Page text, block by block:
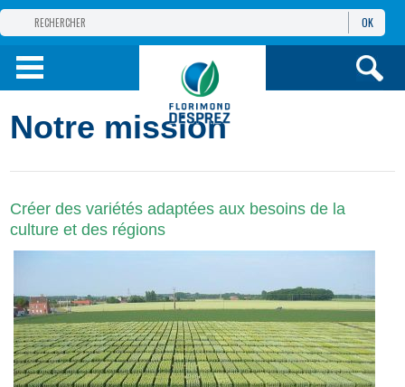
GROUPE
PRODUITS
OK
Notre mission
Créer des variétés adaptées aux besoins de la
culture et des régions